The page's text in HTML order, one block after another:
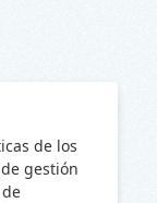
de los
gestión